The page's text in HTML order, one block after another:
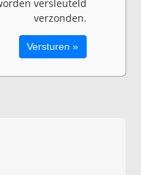
versleuteld
verzonden.